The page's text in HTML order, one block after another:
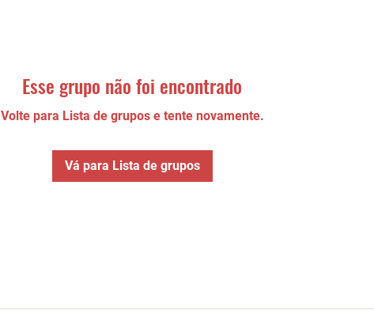
Esse grupo não foi encontrado
Volte para Lista de grupos e tente novamente.
Vá para Lista de grupos